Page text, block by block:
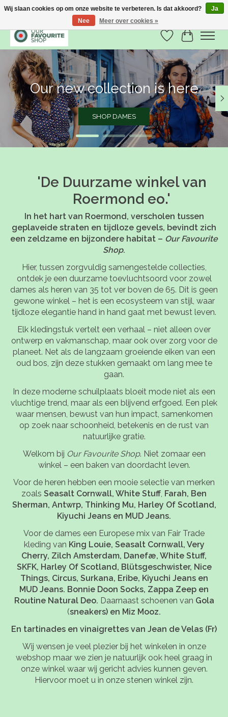
Verlanglijst
Hero slideshow items
Our new collection is here
SHOP DAMES
'De Duurzame winkel van
Roermond eo.'
In het hart van Roermond, verscholen tussen
geplaveide straten en tijdloze gevels, bevindt zich
een zeldzame en bijzondere habitat – Our Favourite
Shop.
Hier, tussen zorgvuldig samengestelde collecties,
ontdek je een duurzame toevluchtsoord voor zowel
dames als heren van 35 tot ver boven de 65. Dit is geen
gewone winkel – het is een ecosysteem van stijl, waar
tijdloze elegantie hand in hand gaat met bewust leven.
Elk kledingstuk vertelt een verhaal – niet alleen over
ontwerp en vakmanschap, maar ook over zorg voor de
planeet. Net als de langzaam groeiende eiken van een
oud bos, zijn deze stukken gemaakt om lang mee te
gaan.
In deze moderne schuilplaats bloeit mode niet als een
vluchtige trend, maar als een blijvend erfgoed. Een plek
waar mensen, bewust van hun impact, samenkomen
op zoek naar schoonheid, betekenis en de rust van
natuurlijke gratie.
Welkom bij Our Favourite Shop. Niet zomaar een
winkel – een baken van doordacht leven.
Voor de heren hebben een mooie selectie van merken
zoals Seasalt Cornwall, White Stuff, Farah, Ben
Sherman, Antwrp, Thinking Mu, Harley Of Scotland,
Kiyuchi Jeans en MUD Jeans.
Voor de dames een Europese mix van Fair Trade
kleding van King Louie, Seasalt Cornwall, Very
Cherry, Zilch Amsterdam, Danefæ, White Stuff,
SKFK, Harley Of Scotland, Blütsgeschwister, Nice
Things, Circus, Surkana, Eribe, Kiyuchi Jeans en
MUD Jeans. Bonnie Doon Socks, Zappa Zeep en
Routine Natural Deo. Daarnaast schoenen van Gola
(sneakers) en Miz Mooz.
En tartinades en vinaigrettes van Jean de Velas (Fr)
Wij wensen je veel plezier bij het winkelen in onze
webshop maar we zien je natuurlijk ook heel graag in
onze winkel waar wij gericht advies kunnen geven.
Hiervoor moet u in onze stenen winkel zijn.
Wij slaan cookies op om onze website te verbeteren. Is dat akkoord?
Ja
Nee
Meer over cookies »